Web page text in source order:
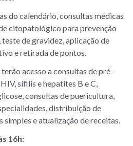
do calendário, consultas médicas
citopatológico para prevenção
de gravidez, aplicação de
e retirada de pontos.
acesso a consultas de pré-
sífilis e hepatites B e C,
consultas de puericultura,
distribuição de
e atualização de receitas.
16h: